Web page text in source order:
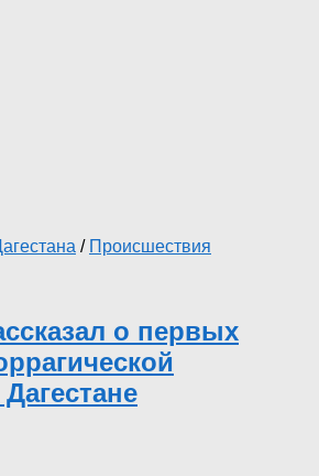
/ Происшествия
о первых